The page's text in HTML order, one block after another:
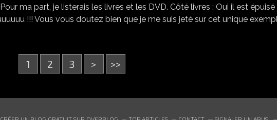
ma part, je listerais les livres et les DVD. Côté livres : Oui il est épuisé
!!! Vous vous doutez bien que je me suis jeté sur cet unique
1 2 3 > >>